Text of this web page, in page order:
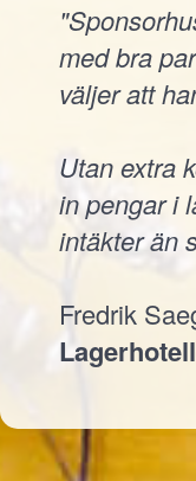
med bra
väljer att
Utan extra
in pengar i
intäkter än
Fredrik